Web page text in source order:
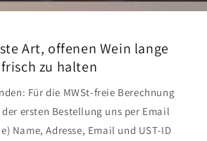
Art, offenen Wein lange
frisch zu halten
Für die MWSt-freie Berechnung
ersten Bestellung uns per Email
Name, Adresse, Email und UST-ID